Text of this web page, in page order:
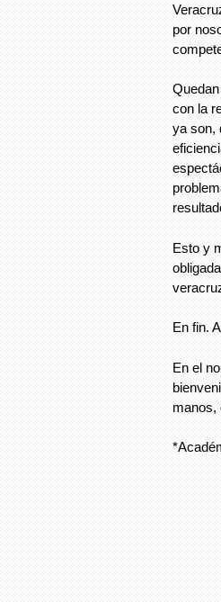
por
con la
ya son,
Esto y
En fin.
En el
manos,